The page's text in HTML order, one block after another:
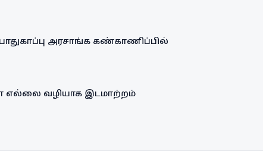
செயல்படுத்தப்பட்டுள்ளது.
அரசாங்க கண்காணிப்பில்
எல்லை வழியாக இடமாற்றம்